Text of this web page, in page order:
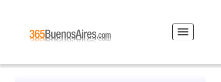
Desplegar
navegación